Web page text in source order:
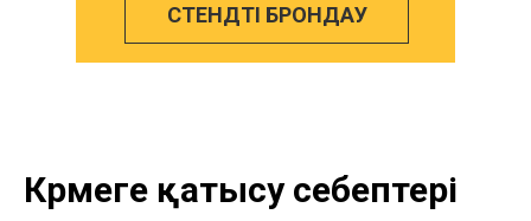
СТЕНДТІ БРОНДАУ
Көрмеге қатысу себептері